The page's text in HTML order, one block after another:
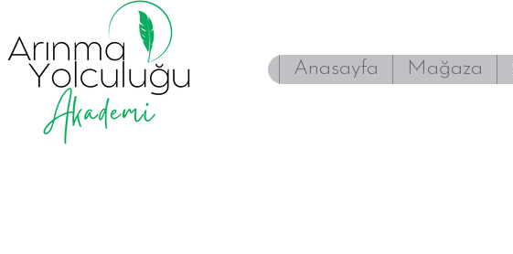
Anasayfa Mağaza